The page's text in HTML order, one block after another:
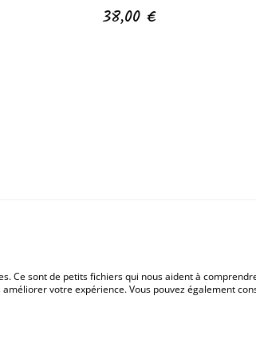
38,00 €
Ce sont de petits fichiers qui nous aident à
votre expérience. Vous pouvez également